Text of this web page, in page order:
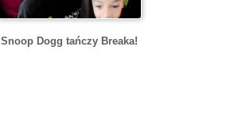
Snoop Dogg tańczy Breaka!